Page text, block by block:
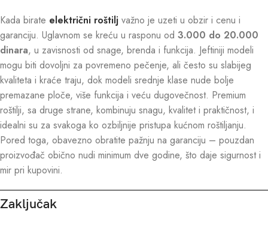
Kada birate električni roštilj važno je uzeti u obzir i cenu i
garanciju. Uglavnom se kreću u rasponu od 3.000 do 20.000
dinara, u zavisnosti od snage, brenda i funkcija. Jeftiniji modeli
mogu biti dovoljni za povremeno pečenje, ali često su slabijeg
kvaliteta i kraće traju, dok modeli srednje klase nude bolje
premazane ploče, više funkcija i veću dugovečnost. Premium
roštilji, sa druge strane, kombinuju snagu, kvalitet i praktičnost, i
idealni su za svakoga ko ozbiljnije pristupa kućnom roštiljanju.
Pored toga, obavezno obratite pažnju na garanciju – pouzdan
proizvođač obično nudi minimum dve godine, što daje sigurnost i
mir pri kupovini.
Zaključak